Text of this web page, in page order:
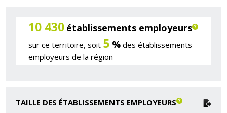
10 430 établissements employeurs
sur ce territoire, soit 5 % des établissements
employeurs de la région
TAILLE DES ÉTABLISSEMENTS EMPLOYEURS